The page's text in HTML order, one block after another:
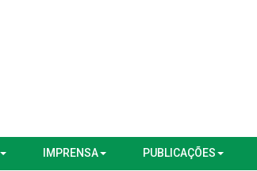
IMPRENSA PUBLICAÇÕES